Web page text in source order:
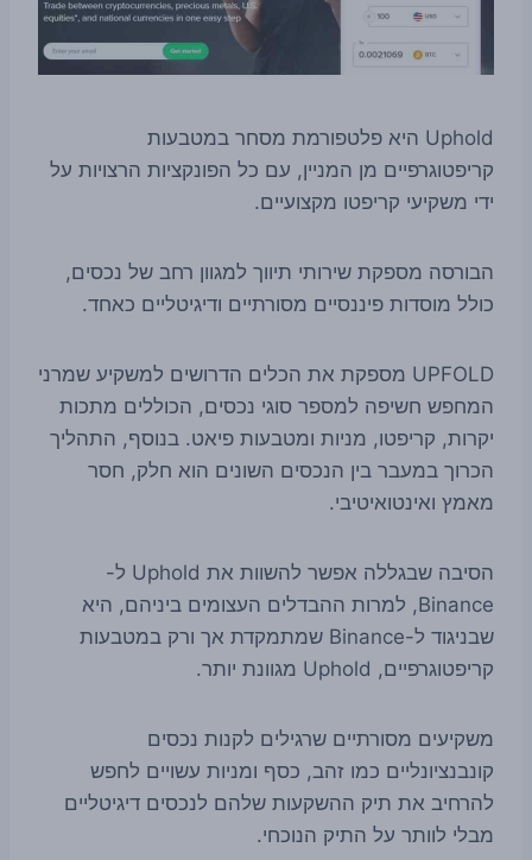
Uphold היא פלטפורמת מסחר במטבעות
קריפטוגרפיים מן המניין, עם כל הפונקציות הרצויות על
ידי משקיעי קריפטו מקצועיים.
הבורסה מספקת שירותי תיווך למגוון רחב של נכסים,
כולל מוסדות פיננסיים מסורתיים ודיגיטליים כאחד.
UPFOLD מספקת את הכלים הדרושים למשקיע שמרני
המחפש חשיפה למספר סוגי נכסים, הכוללים מתכות
יקרות, קריפטו, מניות ומטבעות פיאט. בנוסף, התהליך
הכרוך במעבר בין הנכסים השונים הוא חלק, חסר
מאמץ ואינטואיטיבי.
הסיבה שבגללה אפשר להשוות את Uphold ל-
Binance, למרות ההבדלים העצומים ביניהם, היא
שבניגוד ל-Binance שמתמקדת אך ורק במטבעות
קריפטוגרפיים, Uphold מגוונת יותר.
משקיעים מסורתיים שרגילים לקנות נכסים
קונבנציונליים כמו זהב, כסף ומניות עשויים לחפש
להרחיב את תיק ההשקעות שלהם לנכסים דיגיטליים
מבלי לוותר על התיק הנוכחי.